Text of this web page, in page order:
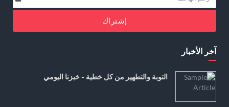
إشتراك
آخر الأخبار
التوبة والتطهير من كل خطية - خبزنا اليومي